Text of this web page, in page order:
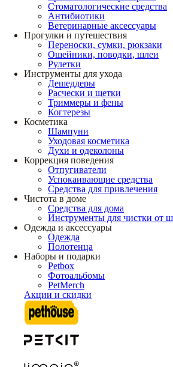
Стоматологические средства
Антибиотики
Ветеринарные аксессуары
Прогулки и путешествия
Переноски, сумки, рюкзаки
Ошейники, поводки, шлеи
Рулетки
Инструменты для ухода
Дешеддеры
Расчески и щетки
Триммеры и фены
Когтерезы
Косметика
Шампуни
Уходовая косметика
Духи и одеколоны
Коррекция поведения
Отпугиватели
Успокаивающие средства
Средства для привлечения
Чистота в доме
Средства для дома
Инструменты для чистки от
Одежда и аксессуары
Одежда
Полотенца
Наборы и подарки
Petbox
Фотоальбомы
PetMerch
Акции и скидки